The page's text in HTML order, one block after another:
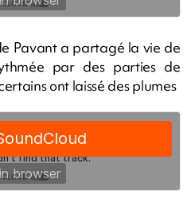
Pavant a partagé la vie de
par des parties de
ont laissé des plumes